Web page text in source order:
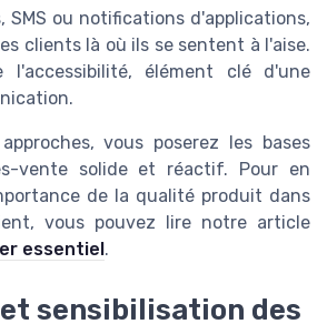
SMS ou notifications d'applications,
clients là où ils se sentent à l'aise.
l'accessibilité, élément clé d'une
vous poserez les bases
vente solide et réactif. Pour en
de la qualité produit dans
vous pouvez lire notre article
essentiel .
sensibilisation des